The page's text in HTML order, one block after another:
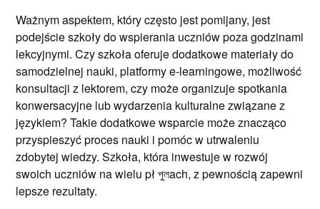
Ważnym aspektem, który często jest pomijany, jest
podejście szkoły do wspierania uczniów poza godzinami
lekcyjnymi. Czy szkoła oferuje dodatkowe materiały do
samodzielnej nauki, platformy e-learningowe, możliwość
konsultacji z lektorem, czy może organizuje spotkania
konwersacyjne lub wydarzenia kulturalne związane z
językiem? Takie dodatkowe wsparcie może znacząco
przyspieszyć proces nauki i pomóc w utrwaleniu
zdobytej wiedzy. Szkoła, która inwestuje w rozwój
swoich uczniów na wielu pł পুলach, z pewnością zapewni
lepsze rezultaty.